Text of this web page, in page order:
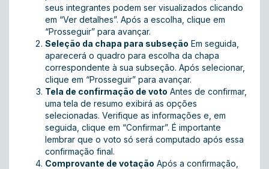
seus integrantes podem ser visualizados clicando
em “Ver detalhes”. Após a escolha, clique em
“Prosseguir” para avançar.
Seleção da chapa para subseção Em seguida,
aparecerá o quadro para escolha da chapa
correspondente à sua subseção. Após selecionar,
clique em “Prosseguir” para avançar.
Tela de confirmação de voto Antes de confirmar,
uma tela de resumo exibirá as opções
selecionadas. Verifique as informações e, em
seguida, clique em “Confirmar”. É importante
lembrar que o voto só será computado após essa
confirmação final.
Comprovante de votação Após a confirmação,